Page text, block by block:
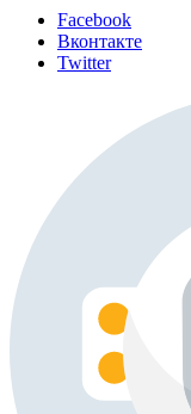
Facebook
Вконтакте
Twitter